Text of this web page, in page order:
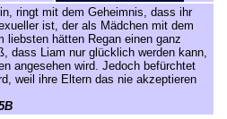
ringt mit dem Geheimnis, dass ihr
ist, der als Mädchen mit dem
liebsten hätten Regan einen ganz
dass Liam nur glücklich werden kann,
angesehen wird. Jedoch befürchtet
weil ihre Eltern das nie akzeptieren